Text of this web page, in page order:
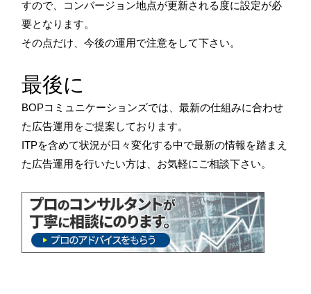
すので、コンバージョン地点が更新される度に設定が必
要となります。
その点だけ、今後の運用で注意をして下さい。
最後に
BOPコミュニケーションズでは、最新の仕組みに合わせ
た広告運用をご提案しております。
ITPを含めて状況が日々変化する中で最新の情報を踏まえ
た広告運用を行いたい方は、お気軽にご相談下さい。